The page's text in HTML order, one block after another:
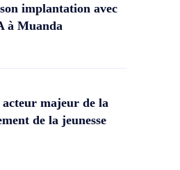
implantation avec
à Muanda
majeur de la
de la jeunesse